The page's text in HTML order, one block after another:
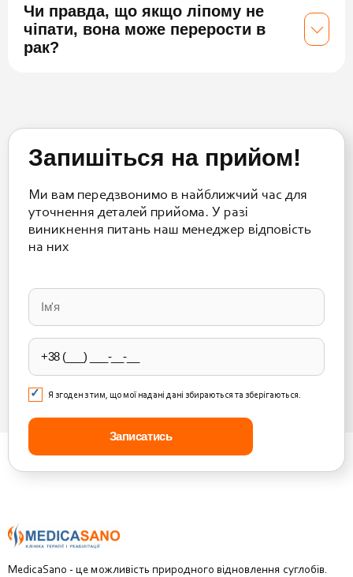
Чи правда, що якщо ліпому не
чіпати, вона може перерости в
рак?
Запишіться на прийом!
Ми вам передзвонимо в найближчий час для
уточнення деталей прийома. У разі
виникнення питань наш менеджер відповість
на них
leave
this
field
empty.
Я згоден з тим, що мої надані дані збираються та зберігаються.
MedicaSano - це можливість природного відновлення суглобів.